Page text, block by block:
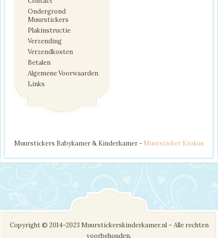
Ondergrond
Muurstickers
Plakinstructie
Verzending
Verzendkosten
Betalen
Algemene Voorwaarden
Links
Muurstickers Babykamer & Kinderkamer - Muursticker Krokus
Copyright © 2014-2023 Muurstickerskinderkamer.nl – Alle rechten
voorbehouden.